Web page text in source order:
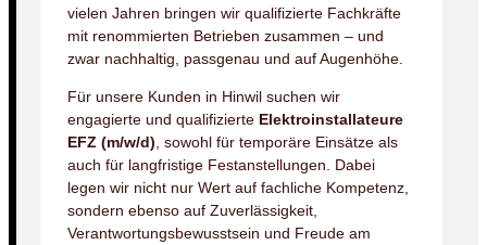
vielen Jahren bringen wir qualifizierte Fachkräfte
mit renommierten Betrieben zusammen – und
zwar nachhaltig, passgenau und auf Augenhöhe.
Für unsere Kunden in Hinwil suchen wir
engagierte und qualifizierte Elektroinstallateure
EFZ (m/w/d) , sowohl für temporäre Einsätze als
auch für langfristige Festanstellungen. Dabei
legen wir nicht nur Wert auf fachliche Kompetenz,
sondern ebenso auf Zuverlässigkeit,
Verantwortungsbewusstsein und Freude am